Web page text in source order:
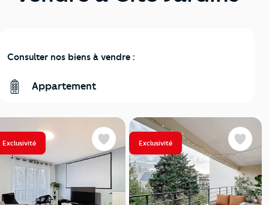
Consulter nos biens à vendre :
Appartement
Exclusivité Favoris Exclusivité Favoris